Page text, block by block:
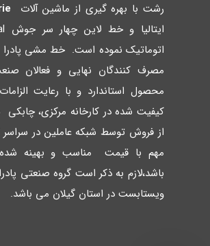
رشت با بهره گیري از ماشین آلات
ایتالیا و خط لاین چهار سر جوش Mural و
اتوماتیک نموده است. خط مشی
مصرف کنندگان نهایی و فعالان
محصول استاندارد و با رعایت
کیفیت شده در کارخانه مرکزي،
از فروش توسط شبکه عاملین در
مهم با قیمت مناسب و بهینه شده
باشد،لازم به ذکر است گروه صنعتی
ویستابست در استان گیلان می باشد.